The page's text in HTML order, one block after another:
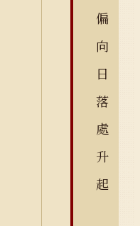
偏
向
日
落
處
升
起